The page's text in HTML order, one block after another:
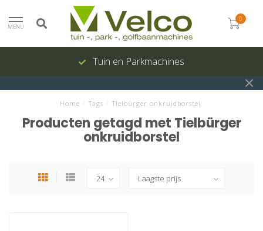
MENU
0
Tuin en Parkmachines
Home Tags Tielbürger onkruidborstel
Producten getagd met Tielbürger
onkruidborstel